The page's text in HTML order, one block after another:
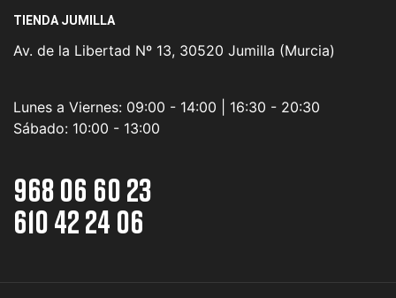
TIENDA JUMILLA
Av. de la Libertad Nº 13, 30520 Jumilla (Murcia)
Lunes a Viernes: 09:00 - 14:00 | 16:30 - 20:30
Sábado: 10:00 - 13:00
968 06 60 23
610 42 24 06